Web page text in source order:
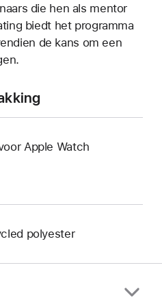
die hen als mentor
biedt het programma
de kans om een
Apple Watch
polyester